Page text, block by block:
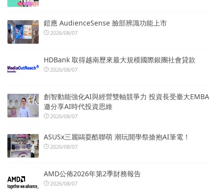
鎧應 AudienceSense 臉部辨識功能上市
2026/08/07
HDBank 取得越南歷來最大規模國際銀團社會貸款
2026/08/07
創智動能強化AI與經營雙軸競爭力 投資長受臺大EMBA
邀分享AI時代投資思維
2026/08/07
ASUSx三麗鷗耍酷聯萌 潮玩開學祭搶抱AI筆電！
2026/08/07
AMD公佈2026年第2季財務報告
2026/08/07